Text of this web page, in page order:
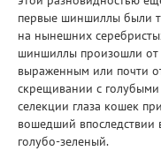
первые шиншиллы были
на нынешних
шиншиллы произошли от
выраженным или почти
скрещивании с
селекции глаза кошек
вошедший впоследствии
голубо-зеленый.